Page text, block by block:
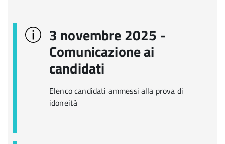
3 novembre 2025 -
Comunicazione ai
candidati
Elenco candidati ammessi alla prova di
idoneità